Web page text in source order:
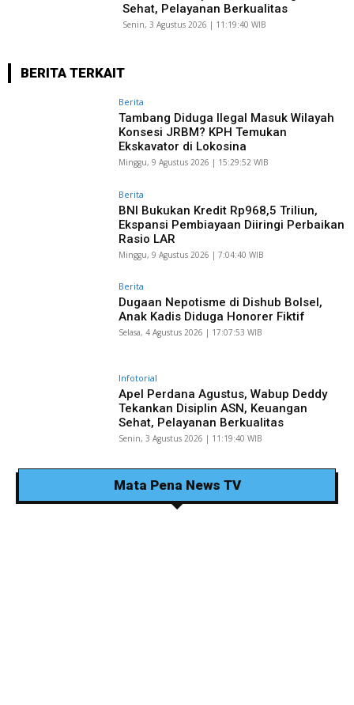
Sehat, Pelayanan Berkualitas
Senin, 3 Agustus 2026 | 11:19:40 WIB
BERITA TERKAIT
Berita
Tambang Diduga Ilegal Masuk Wilayah
Konsesi JRBM? KPH Temukan
Ekskavator di Lokosina
Minggu, 9 Agustus 2026 | 15:29:52 WIB
Berita
BNI Bukukan Kredit Rp968,5 Triliun,
Ekspansi Pembiayaan Diiringi Perbaikan
Rasio LAR
Minggu, 9 Agustus 2026 | 7:04:40 WIB
Berita
Dugaan Nepotisme di Dishub Bolsel,
Anak Kadis Diduga Honorer Fiktif
Selasa, 4 Agustus 2026 | 17:07:53 WIB
Infotorial
Apel Perdana Agustus, Wabup Deddy
Tekankan Disiplin ASN, Keuangan
Sehat, Pelayanan Berkualitas
Senin, 3 Agustus 2026 | 11:19:40 WIB
Mata Pena News TV